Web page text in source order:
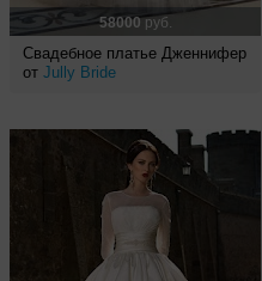
58000руб.
Свадебное платье Дженнифер
от Jully Bride